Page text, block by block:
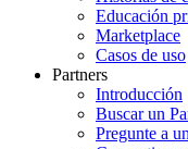
Educación
Marketplace
Casos de uso
Partners
Introducción
Buscar un
Pregunte a